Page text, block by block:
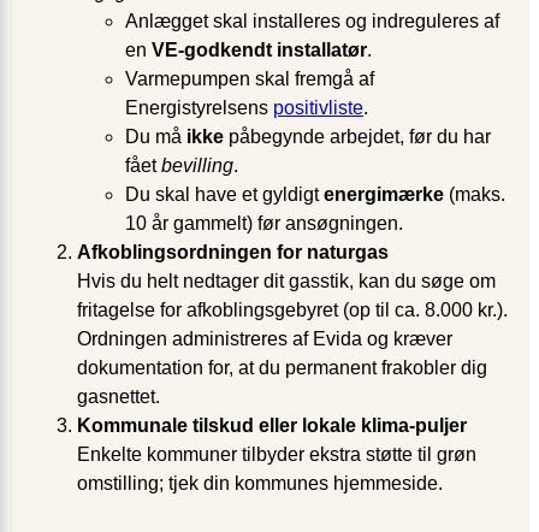
Anlægget skal installeres og indreguleres af
en VE-godkendt installatør.
Varmepumpen skal fremgå af
Energistyrelsens positivliste.
Du må ikke påbegynde arbejdet, før du har
fåetbevilling.
Du skal have et gyldigtenergimærke (maks.
10 år gammelt) før ansøgningen.
Afkoblingsordningen for naturgas
Hvis du helt nedtager dit gasstik, kan du søge om
fritagelse for afkoblingsgebyret (op til ca. 8.000 kr.).
Ordningen administreres af Evida og kræver
dokumentation for, at du permanent frakobler dig
gasnettet.
Kommunale tilskud eller lokale klima-puljer
Enkelte kommuner tilbyder ekstra støtte til grøn
omstilling; tjek din kommunes hjemmeside.